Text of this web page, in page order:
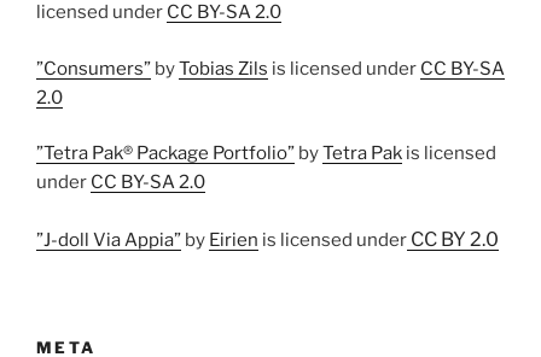
licensed under CC BY-SA 2.0
”Consumers” byTobias Zils is licensed under CC BY-SA
2.0
”Tetra Pak® Package Portfolio” byTetra Pak is licensed
under CC BY-SA 2.0
”J-doll Via Appia” by Eirien is licensed under CC BY 2.0
META